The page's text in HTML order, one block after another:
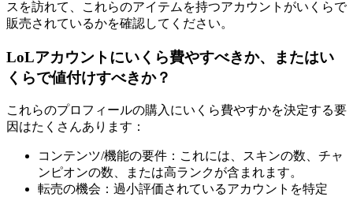
スを訪れて、これらのアイテムを持つアカウントがいくらで
販売されているかを確認してください。
LoLアカウントにいくら費やすべきか、またはい
くらで値付けすべきか？
これらのプロフィールの購入にいくら費やすかを決定する要
因はたくさんあります：
コンテンツ/機能の要件：これには、スキンの数、チャ
ンピオンの数、または高ランクが含まれます。
転売の機会：過小評価されているアカウントを特定